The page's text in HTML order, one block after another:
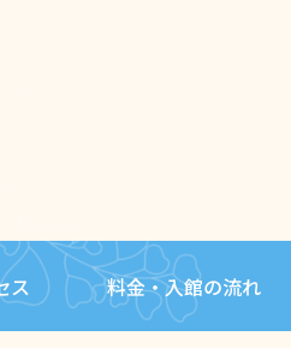
ス 料金・入館の流れ